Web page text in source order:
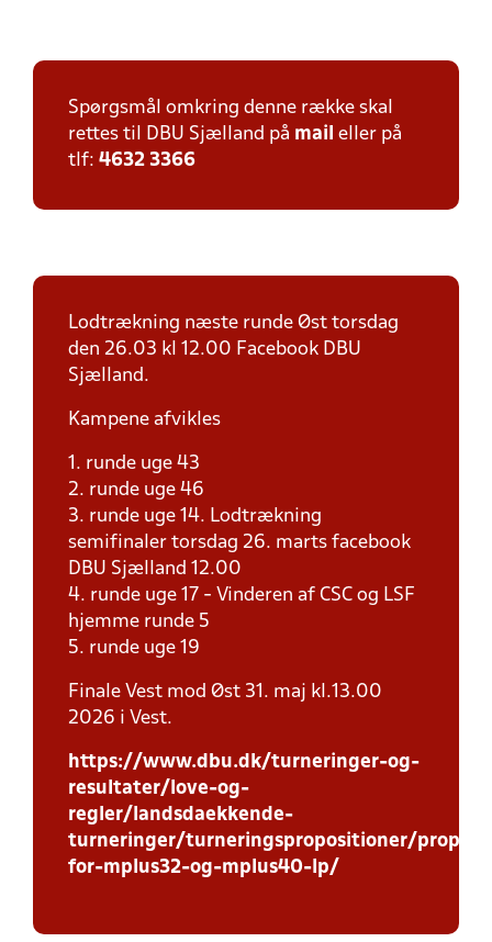
Spørgsmål omkring denne række skal
rettes til DBU Sjælland på mail eller på
tlf: 4632 3366
Lodtrækning næste runde Øst torsdag
den 26.03 kl 12.00 Facebook DBU
Sjælland.
Kampene afvikles
1. runde uge 43
2. runde uge 46
3. runde uge 14. Lodtrækning
semifinaler torsdag 26. marts facebook
DBU Sjælland 12.00
4. runde uge 17 - Vinderen af CSC og LSF
hjemme runde 5
5. runde uge 19
Finale Vest mod Øst 31. maj kl.13.00
2026 i Vest.
https://www.dbu.dk/turneringer-og-
resultater/love-og-
regler/landsdaekkende-
turneringer/turneringspropositioner/
for-mplus32-og-mplus40-lp/